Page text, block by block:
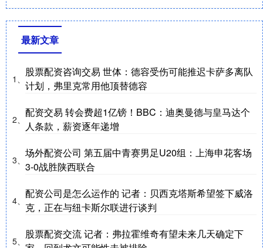
最新文章
1、
股票配资咨询交易 世体：德容受伤可能推迟卡萨多离队
计划，弗里克常用他顶替德容
2、
配资交易 转会费超1亿镑！BBC：迪奥曼德与皇马达个
人条款，薪资逐年递增
3、
场外配资公司 第五届中青赛男足U20组：上海申花客场
3-0战胜陕西联合
4、
配资公司是怎么运作的 记者：贝西克塔斯希望签下威洛
克，正在与纽卡斯尔联进行谈判
5、
股票配资交流 记者：弗拉霍维奇有望未来几天确定下